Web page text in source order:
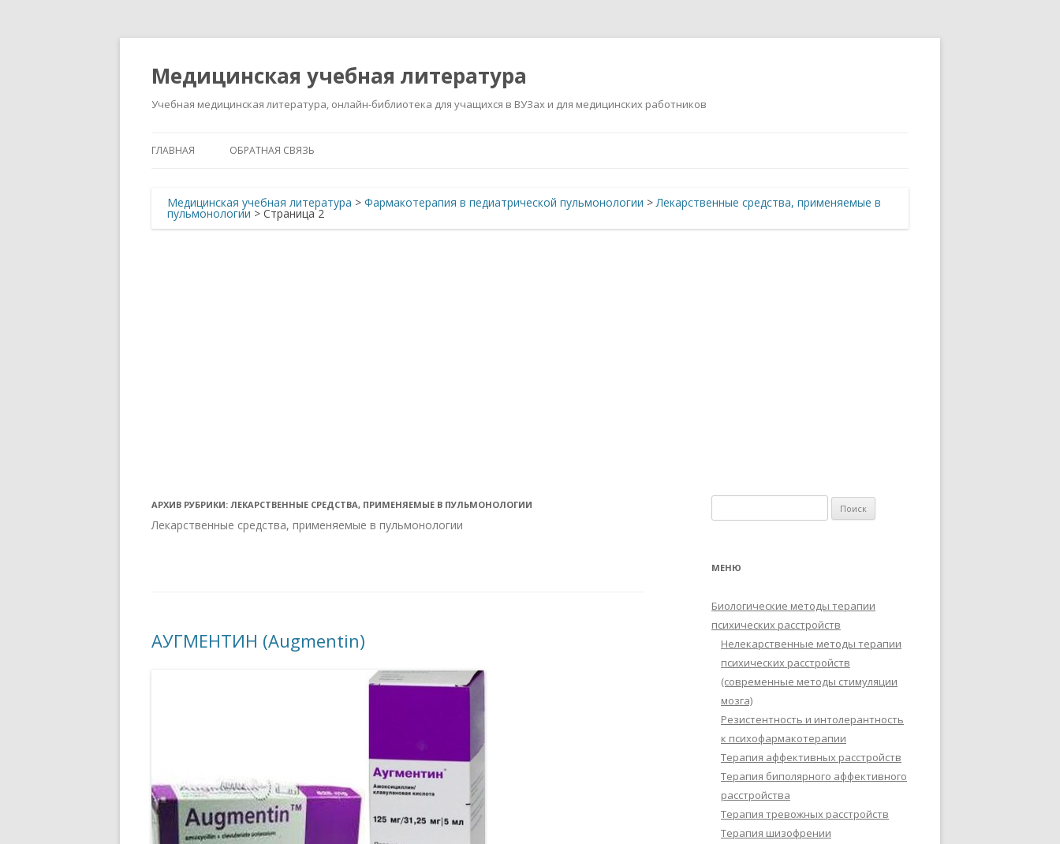
Медицинская учебная литература
Учебная медицинская литература, онлайн-библиотека для учащихся в ВУЗах и для медицинских работников
ГЛАВНАЯ ОБРАТНАЯ СВЯЗЬ
Медицинская учебная литература > Фармакотерапия в педиатрической пульмонологии >Лекарственные средства, применяемые в
пульмонологии > Страница 2
АРХИВ РУБРИКИ: ЛЕКАРСТВЕННЫЕ СРЕДСТВА, ПРИМЕНЯЕМЫЕ В ПУЛЬМОНОЛОГИИ
Лекарственные средства, применяемые в пульмонологии
АУГМЕНТИН (Augmentin)
МЕНЮ
Биологические методы терапии
психических расстройств
Нелекарственные методы терапии
психических расстройств
(современные методы стимуляции
мозга)
Резистентность и интолерантность
к психофармакотерапии
Терапия аффективных расстройств
Терапия биполярного аффективного
расстройства
Терапия тревожных расстройств
Терапия шизофрении